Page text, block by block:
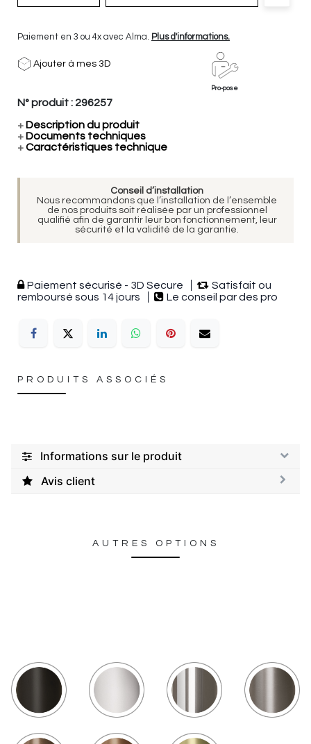
Paiement en 3 ou 4x avec Alma. Plus d'informations.
Ajouter à mes 3D
Pro-pose
N° produit : 296257
+ Description du produit
+ Documents techniques
+Caractéristiques technique
Conseil d’installation
Nous recommandons que l’installation de l’ensemble
de nos produits soit réalisée par un professionnel
qualifié afin de garantir leur bon fonctionnement, leur
sécurité et la validité de la garantie.
Paiement sécurisé - 3D Secure
Satisfait ou
remboursé sous 14 jours
Le conseil par des pro
PRODUITS ASSOCIÉS
Informations sur le produit
Avis client
AUTRES OPTIONS